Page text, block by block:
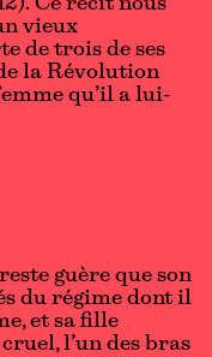
Ce récit nous
vieux
de trois de ses
la Révolution
qu’il a lui-
guère que son
du régime dont il
et sa fille
l’un des bras